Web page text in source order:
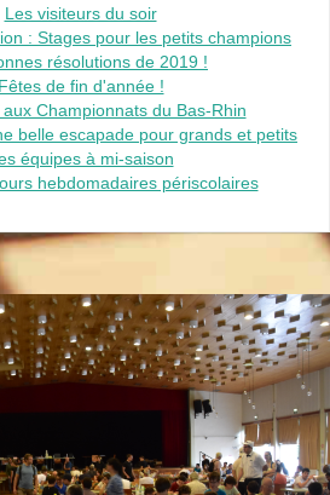
Les visiteurs du soir
: Stages pour les petits champions
résolutions de 2019 !
Fêtes de fin d'année !
Championnats du Bas-Rhin
belle escapade pour grands et petits
équipes à mi-saison
hebdomadaires périscolaires